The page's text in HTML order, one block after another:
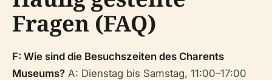
Fragen (FAQ)
F: Wie sind die Besuchszeiten des Charents
Museums? A: Dienstag bis Samstag, 11:00–17:00